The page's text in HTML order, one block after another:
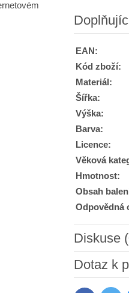
EAN:
Kód zboží:
Materiál:
Šířka:
Výška:
Barva:
Licence:
Věková
Hmotnost:
Obsah
Odpovědná
Diskuse
Nový
Dotaz k